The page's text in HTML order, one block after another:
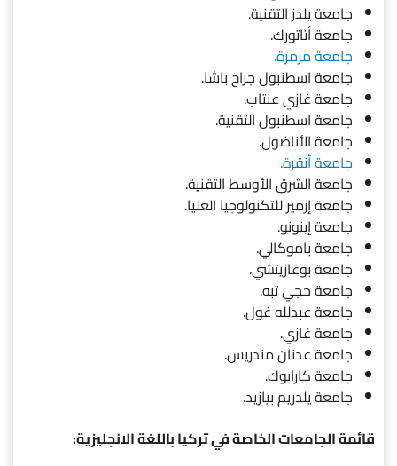
جامعة يلدز التقنية.
جامعة أتاتورك.
جامعة مرمرة.
جامعة اسطنبول جراح باشا.
جامعة غازي عنتاب.
جامعة اسطنبول التقنية.
جامعة الأناضول.
جامعة أنقرة.
جامعة الشرق الأوسط التقنية.
جامعة إزمير للتكنولوجيا العليا.
جامعة إينونو.
جامعة باموكالي.
جامعة بوغازيتشي.
جامعة حجي تبه.
جامعة عبدلله غول.
جامعة غازي.
جامعة عدنان مندريس.
جامعة كارابوك.
جامعة يلدريم بيازيد.
قائمة الجامعات الخاصة في تركيا باللغة الانجليزية: